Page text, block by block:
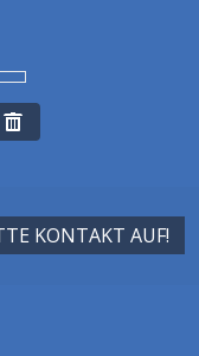
KONTAKT AUF!